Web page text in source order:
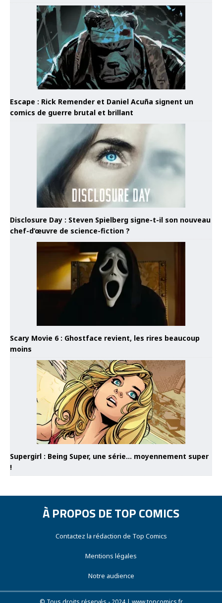
Escape : Rick Remender et Daniel Acuña signent un
comics de guerre brutal et brillant
Disclosure Day : Steven Spielberg signe-t-il son nouveau
chef-d’œuvre de science-fiction ?
Scary Movie 6 : Ghostface revient, les rires beaucoup
moins
Supergirl : Being Super, une série… moyennement super
!
À PROPOS DE TOP COMICS
Contactez la rédaction de Top Comics
Mentions légales
Notre audience